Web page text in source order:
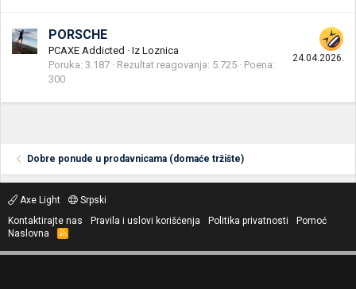
24.04.2026.
PORSCHE
PCAXE Addicted · Iz Loznica
Poruka 3.187 Rezultat reagovanja 5.725
Poena
300
Dobre ponude u prodavnicama (domaće tržište)
Axe Light
Srpski
Kontaktirajte nas
Pravila i uslovi korišćenja Politika privatnosti
Pomoć
Naslovna
R
S